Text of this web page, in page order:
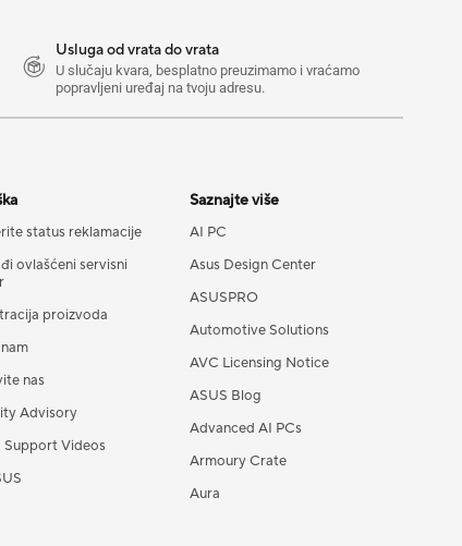
Usluga od vrata do vrata
U slučaju kvara, besplatno preuzimamo i vraćamo
popravljeni uređaj na tvoju adresu.
status reklamacije
ovlašćeni servisni
proizvoda
nas
Advisory
Support Videos
Saznajte više
AI PC
Asus Design Center
ASUSPRO
Automotive Solutions
AVC Licensing Notice
ASUS Blog
Advanced AI PCs
Armoury Crate
Aura